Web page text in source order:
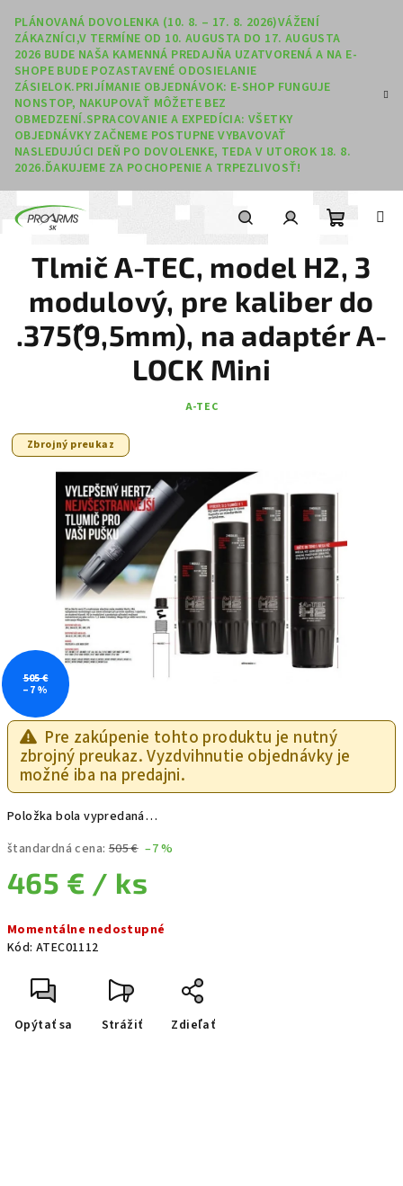
PLÁNOVANÁ DOVOLENKA (10. 8. – 17. 8. 2026)VÁŽENÍ
ZÁKAZNÍCI,V TERMÍNE OD 10. AUGUSTA DO 17. AUGUSTA
2026 BUDE NAŠA KAMENNÁ PREDAJŇA UZATVORENÁ A NA E-
SHOPE BUDE POZASTAVENÉ ODOSIELANIE
ZÁSIELOK.PRIJÍMANIE OBJEDNÁVOK: E-SHOP FUNGUJE
NONSTOP, NAKUPOVAŤ MÔŽETE BEZ
OBMEDZENÍ.SPRACOVANIE A EXPEDÍCIA: VŠETKY
OBJEDNÁVKY ZAČNEME POSTUPNE VYBAVOVAŤ
NASLEDUJÚCI DEŇ PO DOVOLENKE, TEDA V UTOROK 18. 8.
2026.ĎAKUJEME ZA POCHOPENIE A TRPEZLIVOSŤ!
Hľadať
Pre zakúpenie tohto produktu je nutný
zbrojný preukaz. Vyzdvihnutie objednávky je
možné iba na predajni.
Položka bola vypredaná…
štandardná cena: 505 € –7 %
465 € / ks
Momentálne nedostupné
Kód: ATEC01112
Opýtať sa Strážiť Zdieľať
Tlmič A-TEC, model H2, 3
modulový, pre kaliber do
.375˝(9,5mm), na adaptér A-
LOCK Mini
A-TEC
Zbrojný preukaz
505 €
–7 %